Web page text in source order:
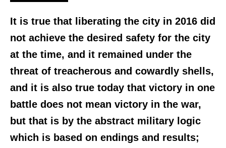
It is true that liberating the city in 2016 did
not achieve the desired safety for the city
at the time, and it remained under the
threat of treacherous and cowardly shells,
and it is also true today that victory in one
battle does not mean victory in the war,
but that is by the abstract military logic
which is based on endings and results;